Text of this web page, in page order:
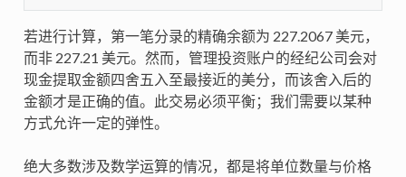
若进行计算，第一笔分录的精确余额为 227.2067 美元，
而非 227.21 美元。然而，管理投资账户的经纪公司会对
现金提取金额四舍五入至最接近的美分，而该舍入后的
金额才是正确的值。此交易必须平衡；我们需要以某种
方式允许一定的弹性。
绝大多数涉及数学运算的情况，都是将单位数量与价格